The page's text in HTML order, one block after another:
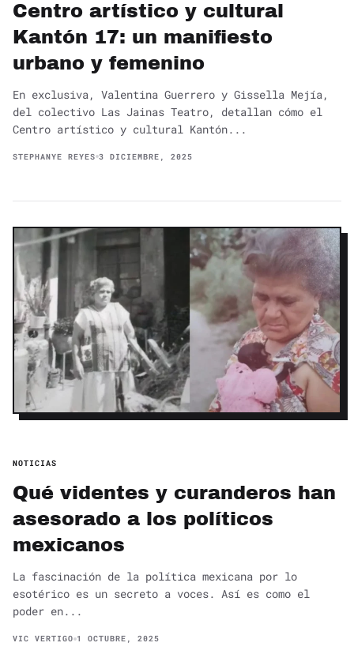
Centro artístico y cultural
Kantón 17: un manifiesto
urbano y femenino
En exclusiva, Valentina Guerrero y Gissella Mejía,
del colectivo Las Jainas Teatro, detallan cómo el
Centro artístico y cultural Kantón...
STEPHANYE REYES 3 DICIEMBRE, 2025
NOTICIAS
Qué videntes y curanderos han
asesorado a los políticos
mexicanos
La fascinación de la política mexicana por lo
esotérico es un secreto a voces. Así es como el
poder en...
VIC VERTIGO 1 OCTUBRE, 2025